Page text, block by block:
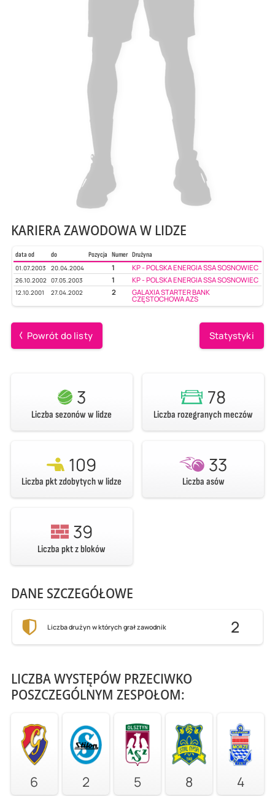
KARIERA ZAWODOWA W LIDZE
data od do Pozycja Numer Drużyna
01.07.2003
20.04.2004 1 KP - POLSKA ENERGIA SSA SOSNOWIEC
26.10.2002 07.05.2003 1 KP - POLSKA ENERGIA SSA SOSNOWIEC
12.10.2001 27.04.2002 2 GALAXIA STARTER BANK
CZĘSTOCHOWA AZS
Powrót do listy Statystyki
3
Liczba sezonów w lidze
78
Liczba rozegranych meczów
109
Liczba pkt zdobytych w lidze
33
Liczba asów
39
Liczba pkt z bloków
DANE SZCZEGÓŁOWE
Liczba drużyn w których grał zawodnik 2
LICZBA WYSTĘPÓW PRZECIWKO
POSZCZEGÓLNYM ZESPOŁOM:
6 2 5 8 4